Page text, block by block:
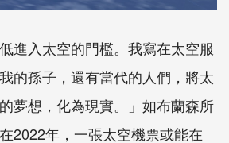
進入太空的門檻。我寫在太空服
的孫子，還有當代的人們，將太
夢想，化為現實。」如布蘭森所
2022年，一張太空機票或能在